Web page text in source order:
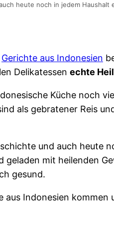
heute noch in jedem Haushalt
Gerichte aus Indonesien
Delikatessen echte
Küche noch
als gebratener Reis
und auch heute
geladen mit heilenden
gesund.
Indonesien kommen